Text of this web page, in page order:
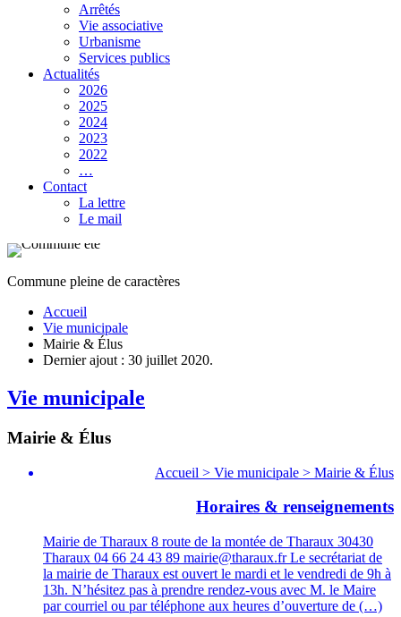
Arrêtés
Vie associative
Urbanisme
Services publics
Actualités
2026
2025
2024
2023
2022
…
Contact
La lettre
Le mail
Commune pleine de caractères
Accueil
Vie municipale
Mairie & Élus
Dernier ajout : 30 juillet 2020.
Vie municipale
Mairie & Élus
Accueil > Vie municipale > Mairie & Élus
Horaires & renseignements
Mairie de Tharaux 8 route de la montée de Tharaux 30430
Tharaux 04 66 24 43 89 mairie@tharaux.fr Le secrétariat de
la mairie de Tharaux est ouvert le mardi et le vendredi de 9h à
13h. N’hésitez pas à prendre rendez-vous avec M. le Maire
par courriel ou par téléphone aux heures d’ouverture de (…)